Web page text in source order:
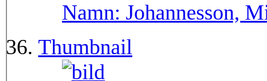
Namn: Johannesson,
Thumbnail